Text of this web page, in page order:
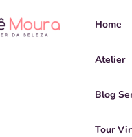
Home
Atelier
Blog
Tour